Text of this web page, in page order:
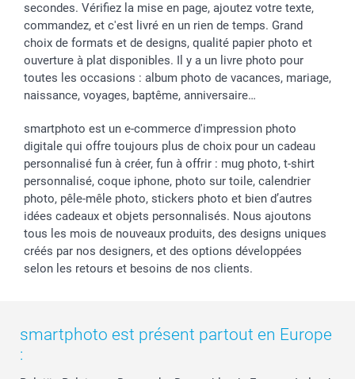
secondes. Vérifiez la mise en page, ajoutez votre texte,
commandez, et c'est livré en un rien de temps. Grand
choix de formats et de designs, qualité papier photo et
ouverture à plat disponibles. Il y a un livre photo pour
toutes les occasions : album photo de vacances, mariage,
naissance, voyages, baptême, anniversaire…
smartphoto est un e-commerce d'impression photo
digitale qui offre toujours plus de choix pour un cadeau
personnalisé fun à créer, fun à offrir : mug photo, t-shirt
personnalisé, coque iphone, photo sur toile, calendrier
photo, pêle-mêle photo, stickers photo et bien d’autres
idées cadeaux et objets personnalisés. Nous ajoutons
tous les mois de nouveaux produits, des designs uniques
créés par nos designers, et des options développées
selon les retours et besoins de nos clients.
smartphoto est présent partout en Europe
: